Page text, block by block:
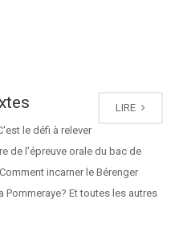
LIRE
le défi à relever
de l'épreuve orale du bac de
incarner le Bérenger
Pommeraye? Et toutes les autres